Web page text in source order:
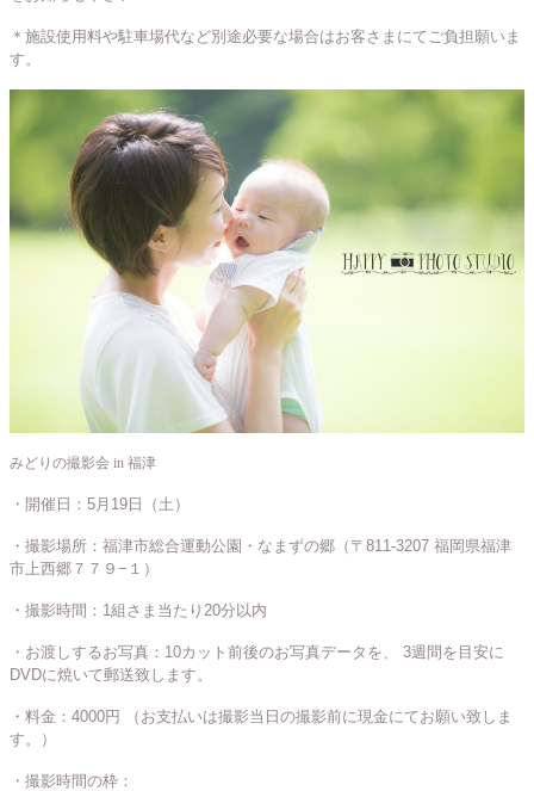
＊施設使用料や駐車場代など別途必要な場合はお客さまにてご負担願いま
す。
みどりの撮影会 in 福津
・開催日：5月19日（土）
・撮影場所：福津市総合運動公園・なまずの郷（〒811-3207 福岡県福津
市上西郷７７９−１）
・撮影時間：1組さま当たり20分以内
・お渡しするお写真：10カット前後のお写真データを、 3週間を目安に
DVDに焼いて郵送致します。
・料金：4000円 （お支払いは撮影当日の撮影前に現金にてお願い致しま
す。）
・撮影時間の枠：